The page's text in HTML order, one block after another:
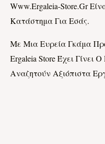
Www.ergaleia-Store.gr
Κατάστημα Για Εσάς.
Με Μια Ευρεία Γκάμα
Ergaleia Store Έχει Γίνει
Αναζητούν Αξιόπιστα